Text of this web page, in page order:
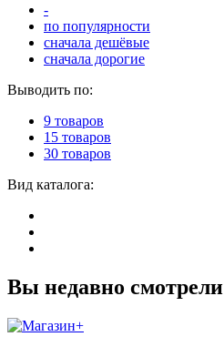
-
по популярности
сначала дешёвые
сначала дорогие
Выводить по:
9 товаров
15 товаров
30 товаров
Вид каталога:
Вы недавно смотрели